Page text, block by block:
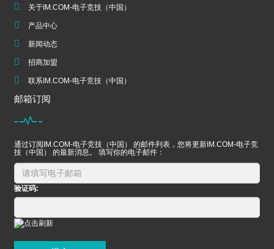
关于IM.COM-电子竞技（中国）
产品中心
新闻动态
招商加盟
联系IM.COM-电子竞技（中国）
邮箱订阅
通过订阅IM.COM-电子竞技（中国） 的邮件列表，您将更新IM.COM-电子竞
技（中国） 的最新消息。 填写你的电子邮件：
验证码: